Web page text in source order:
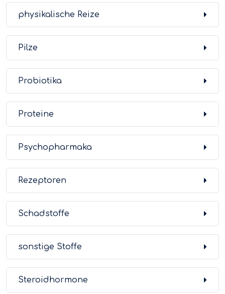
physikalische Reize
Pilze
Probiotika
Proteine
Psychopharmaka
Rezeptoren
Schadstoffe
sonstige Stoffe
Steroidhormone